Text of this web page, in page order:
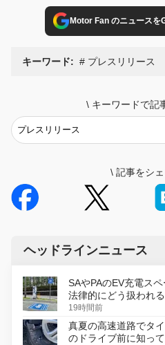
Motor Fan のニュースを
キーワード: プレスリリース
\ キーワードで記
\ 記事をシ
ヘッドラインニュース
SAやPAのEV充電ス
法律的にどう扱われる
19時間前
真夏の高速道路でタ
のドライブ前に知っ